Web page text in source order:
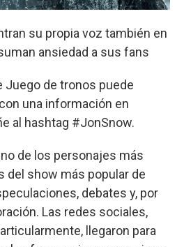
su propia voz también en
ansiedad a sus fans
Juego de tronos puede
una información en
al hashtag #JonSnow.
de los personajes más
del show más popular de
debates y, por
Las redes sociales,
llegaron para